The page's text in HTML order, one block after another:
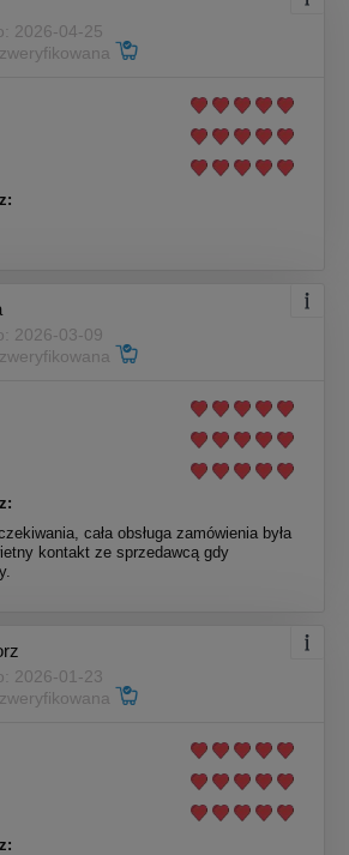
2026-04-25
2026-03-09
cała obsługa zamówienia była
kontakt ze sprzedawcą gdy
2026-01-23